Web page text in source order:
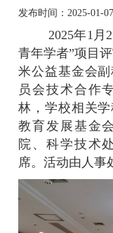
发布时间：2025-01-
2025年1 月 2
青年学者”项目
米公益基金会
员会技术合作
林，学校相关学
教育发展基金
院、科学技术
席。活动由人事